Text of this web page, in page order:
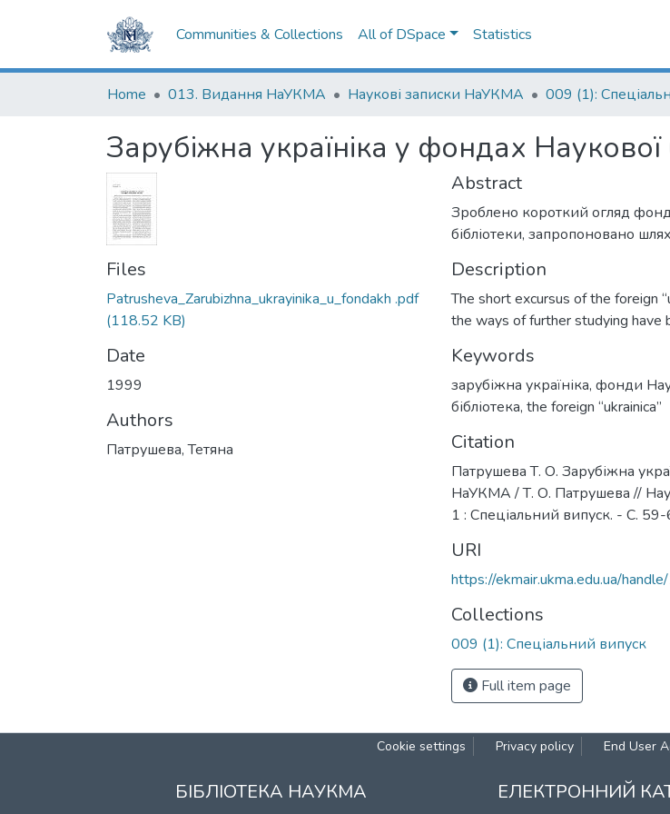
Communities & Collections All of DSpace Statistics
Home 013. Видання НаУКМА Наукові записки НаУКМА
Зарубіжна україніка у фондах
Files
Patrusheva_Zarubizhna_ukrayinika_u_fondakh .pdf
(118.52 KB)
Date
1999
Authors
Патрушева, Тетяна
Abstract
Зроблено короткий огляд
бібліотеки, запропоновано
Description
The short excursus of the foreign
the ways of further studying have
Keywords
зарубіжна україніка, фонди
бібліотека, the foreign “ukrainica”
Citation
Патрушева Т. О. Зарубіжна
НаУКМА / Т. О. Патрушева //
1 : Спеціальний випуск. - С. 59-
URI
https://ekmair.ukma.edu.ua/
Collections
009 (1): Спеціальний випуск
Full item page
Cookie settings Privacy policy End User
БІБЛІОТЕКА НАУКМА ЕЛЕКТРОННИЙ